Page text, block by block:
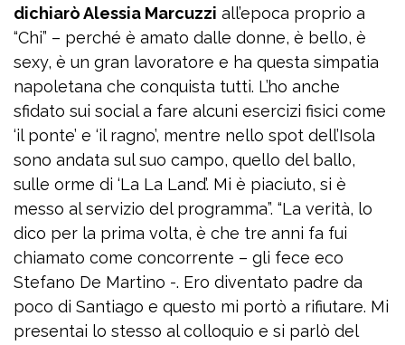
dichiarò Alessia Marcuzzi all’epoca proprio a
“Chi” – perché è amato dalle donne, è bello, è
sexy, è un gran lavoratore e ha questa simpatia
napoletana che conquista tutti. L’ho anche
sfidato sui social a fare alcuni esercizi fisici come
‘il ponte’ e ‘il ragno’, mentre nello spot dell’Isola
sono andata sul suo campo, quello del ballo,
sulle orme di ‘La La Land’. Mi è piaciuto, si è
messo al servizio del programma”. “La verità, lo
dico per la prima volta, è che tre anni fa fui
chiamato come concorrente – gli fece eco
Stefano De Martino -. Ero diventato padre da
poco di Santiago e questo mi portò a rifiutare. Mi
presentai lo stesso al colloquio e si parlò del